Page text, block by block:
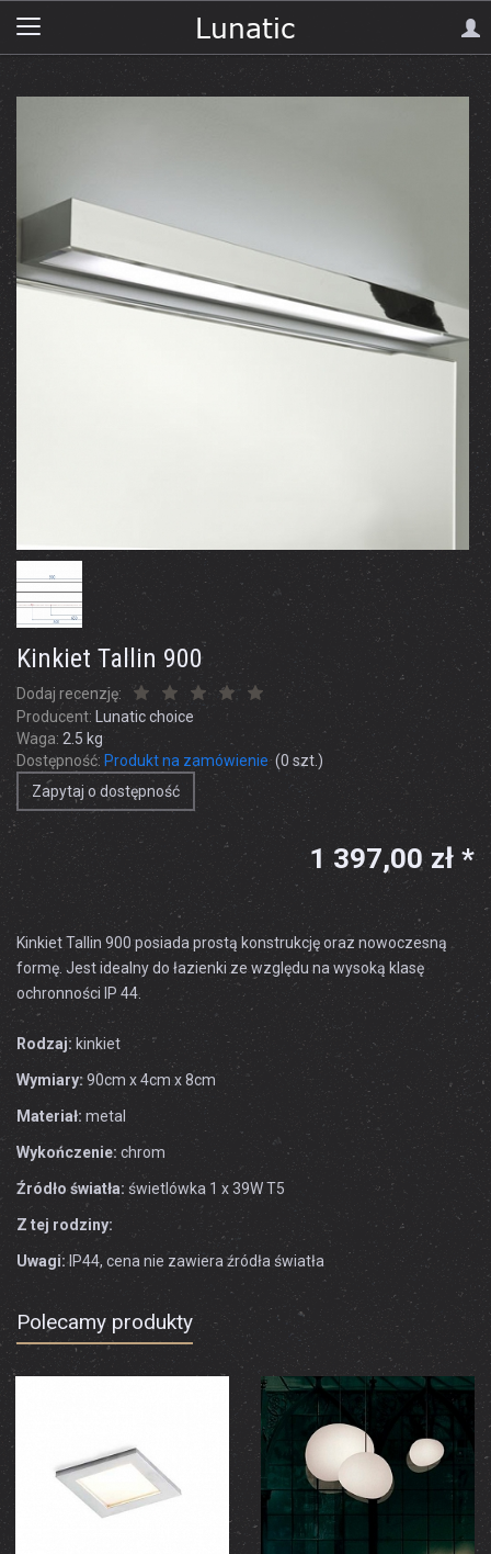
Kinkiet Tallin 900
Dodaj recenzję:
Producent: Lunatic choice
Waga: 2.5 kg
Dostępność: Produkt na zamówienie (0 szt.)
Zapytaj o dostępność
1 397,00 zł *
Kinkiet Tallin 900 posiada prostą konstrukcję oraz nowoczesną
formę. Jest idealny do łazienki ze względu na wysoką klasę
ochronności IP 44.
Rodzaj:kinkiet
Wymiary:90cm x 4cm x 8cm
Materiał: metal
Wykończenie:chrom
Źródło światła: świetlówka 1 x 39W T5
Z tej rodziny:
Uwagi:IP44, cena nie zawiera źródła światła
Polecamy produkty